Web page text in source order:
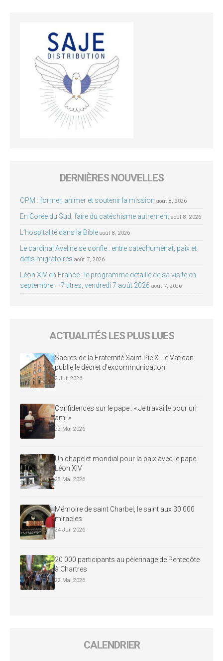
DERNIÈRES NOUVELLES
OPM : former, animer et soutenir la mission août 8, 2026
En Corée du Sud, faire du catéchisme autrement août 8, 2026
L’hospitalité dans la Bible août 8, 2026
Le cardinal Aveline se confie : entre catéchuménat, paix et
défis migratoires août 7, 2026
Léon XIV en France : le programme détaillé de sa visite en
septembre – 7 titres, vendredi 7 août 2026 août 7, 2026
ACTUALITÉS LES PLUS LUES
Sacres de la Fraternité Saint-Pie X : le Vatican
publie le décret d’excommunication
2 Juil 2026
Confidences sur le pape : « Je travaille pour un
ami »
22 Mai 2026
Un chapelet mondial pour la paix avec le pape
Léon XIV
28 Mai 2026
Mémoire de saint Charbel, le saint aux 30 000
miracles
24 Juil 2026
20 000 participants au pèlerinage de Pentecôte
à Chartres
22 Mai 2026
CALENDRIER